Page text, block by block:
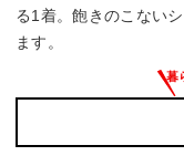
る1着。飽きのこない
ます。